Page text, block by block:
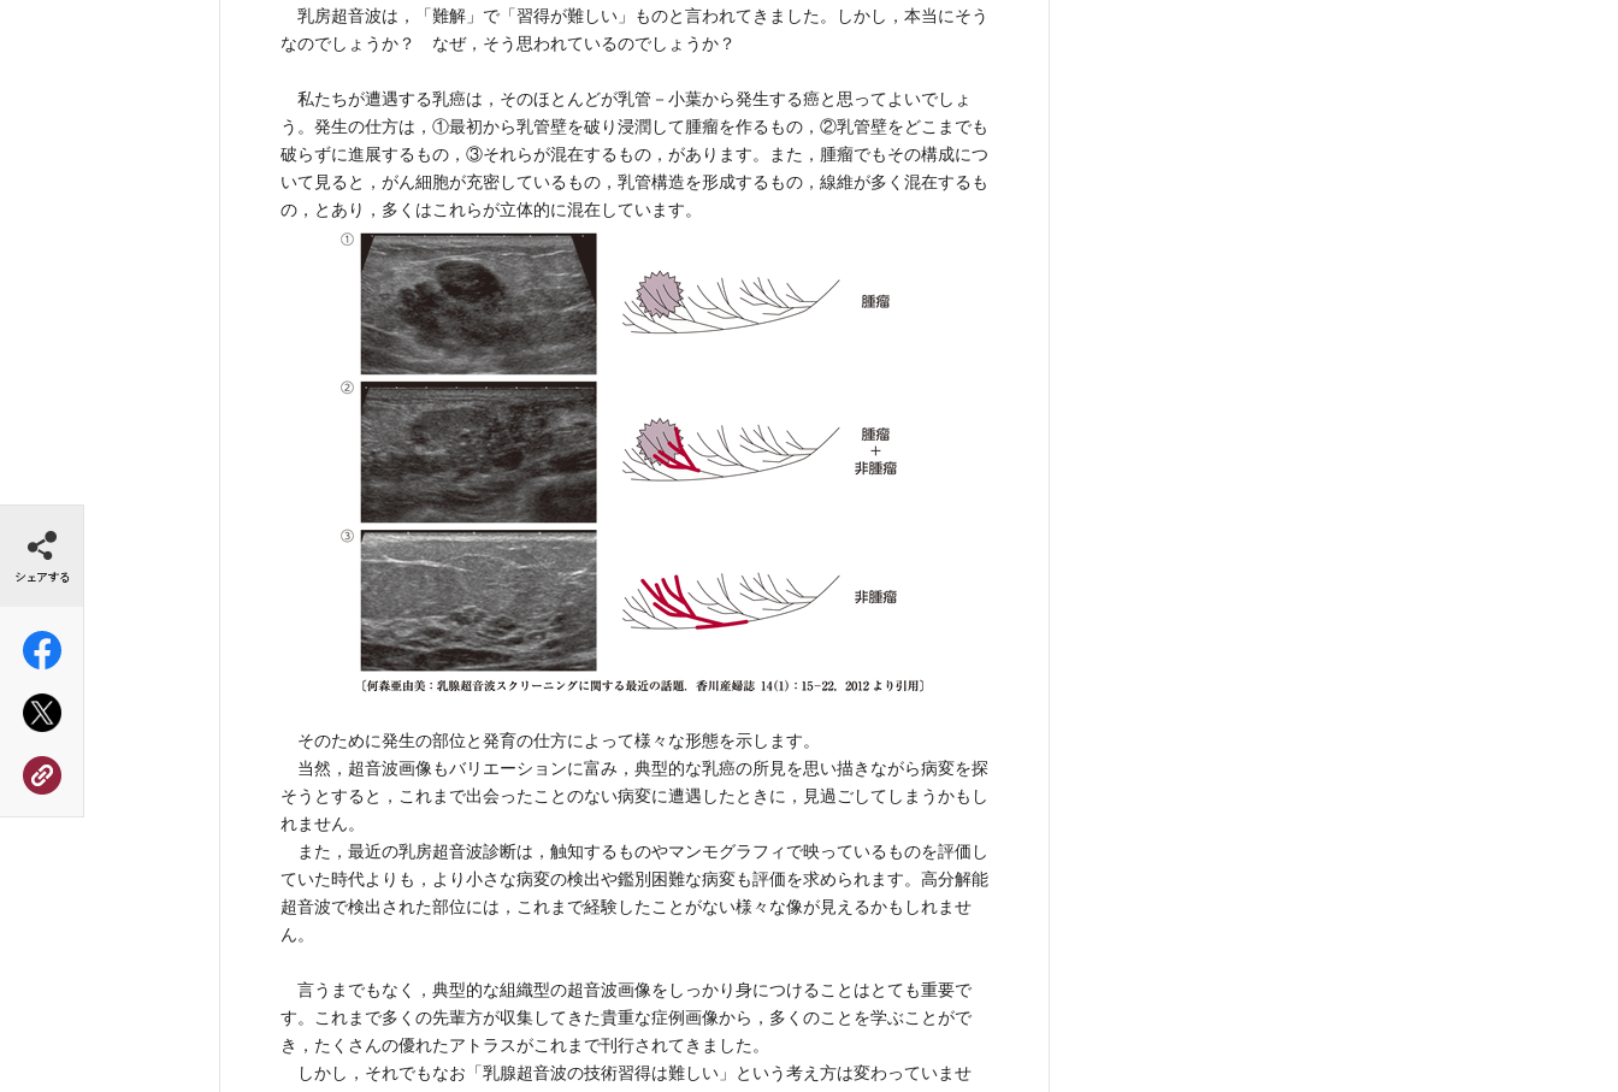
乳房超音波は，「難解」で「習得が難しい」ものと言われてきました。しかし，本当にそう
なのでしょうか？ なぜ，そう思われているのでしょうか？
私たちが遭遇する乳癌は，そのほとんどが乳管－小葉から発生する癌と思ってよいでしょ
う。発生の仕方は，①最初から乳管壁を破り浸潤して腫瘤を作るもの，②乳管壁をどこまでも
破らずに進展するもの，③それらが混在するもの，があります。また，腫瘤でもその構成につ
いて見ると，がん細胞が充密しているもの，乳管構造を形成するもの，線維が多く混在するも
の，とあり，多くはこれらが立体的に混在しています。
そのために発生の部位と発育の仕方によって様々な形態を示します。
当然，超音波画像もバリエーションに富み，典型的な乳癌の所見を思い描きながら病変を探
そうとすると，これまで出会ったことのない病変に遭遇したときに，見過ごしてしまうかもし
れません。
また，最近の乳房超音波診断は，触知するものやマンモグラフィで映っているものを評価し
ていた時代よりも，より小さな病変の検出や鑑別困難な病変も評価を求められます。高分解能
超音波で検出された部位には，これまで経験したことがない様々な像が見えるかもしれませ
ん。
言うまでもなく，典型的な組織型の超音波画像をしっかり身につけることはとても重要で
す。これまで多くの先輩方が収集してきた貴重な症例画像から，多くのことを学ぶことがで
き，たくさんの優れたアトラスがこれまで刊行されてきました。
しかし，それでもなお「乳腺超音波の技術習得は難しい」という考え方は変わっていませ